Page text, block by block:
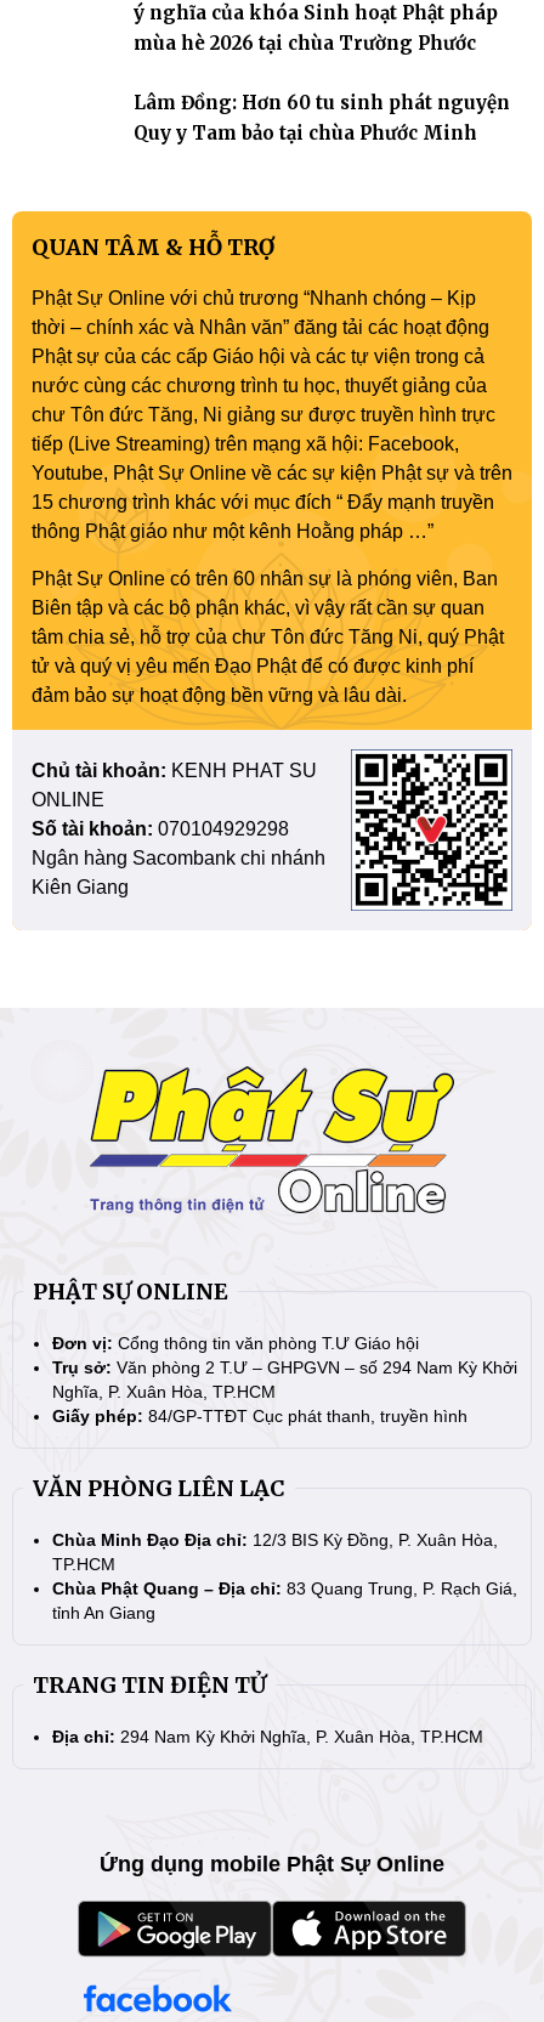
ý nghĩa của khóa Sinh hoạt Phật pháp
mùa hè 2026 tại chùa Trường Phước
Lâm Đồng: Hơn 60 tu sinh phát nguyện
Quy y Tam bảo tại chùa Phước Minh
QUAN TÂM & HỖ TRỢ
Phật Sự Online với chủ trương “Nhanh chóng – Kịp
thời – chính xác và Nhân văn” đăng tải các hoạt động
Phật sự của các cấp Giáo hội và các tự viện trong cả
nước cùng các chương trình tu học, thuyết giảng của
chư Tôn đức Tăng, Ni giảng sư được truyền hình trực
tiếp (Live Streaming) trên mạng xã hội: Facebook,
Youtube, Phật Sự Online về các sự kiện Phật sự và trên
15 chương trình khác với mục đích “ Đẩy mạnh truyền
thông Phật giáo như một kênh Hoằng pháp …”
Phật Sự Online có trên 60 nhân sự là phóng viên, Ban
Biên tập và các bộ phận khác, vì vậy rất cần sự quan
tâm chia sẻ, hỗ trợ của chư Tôn đức Tăng Ni, quý Phật
tử và quý vị yêu mến Đạo Phật để có được kinh phí
đảm bảo sự hoạt động bền vững và lâu dài.
Chủ tài khoản: KENH PHAT SU
ONLINE
Số tài khoản: 070104929298
Ngân hàng Sacombank chi nhánh
Kiên Giang
PHẬT SỰ ONLINE
Đơn vị: Cổng thông tin văn phòng T.Ư Giáo hội
Trụ sở: Văn phòng 2 T.Ư – GHPGVN – số 294 Nam Kỳ Khởi
Nghĩa, P. Xuân Hòa, TP.HCM
Giấy phép: 84/GP-TTĐT Cục phát thanh, truyền hình
VĂN PHÒNG LIÊN LẠC
Chùa Minh Đạo Địa chỉ: 12/3 BIS Kỳ Đồng, P. Xuân Hòa,
TP.HCM
Chùa Phật Quang – Địa chỉ: 83 Quang Trung, P. Rạch Giá,
tỉnh An Giang
TRANG TIN ĐIỆN TỬ
Địa chỉ: 294 Nam Kỳ Khởi Nghĩa, P. Xuân Hòa, TP.HCM
Ứng dụng mobile Phật Sự Online